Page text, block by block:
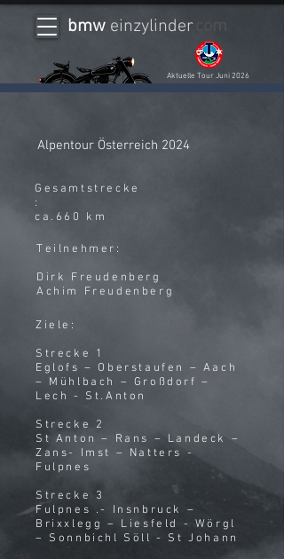
bmw einzylinder.
Aktuelle Tour Juni 2026
Ziele:
Strecke 1
Eglofs – Oberstaufen – Aach
– Mühlbach – Großdorf –
Lech - St.Anton
Strecke 2
St Anton – Rans – Landeck –
Zans- Imst – Natters -
Fulpnes
Strecke 3
Fulpnes .- Insnbruck –
Brixxlegg – Liesfeld - Wörgl
– Sonnbichl Söll - St Johann
Gesamtstrecke
:
ca.660 km
Teilnehmer:
Dirk Freudenberg
Achim Freudenberg
Alpentour Österreich 2024